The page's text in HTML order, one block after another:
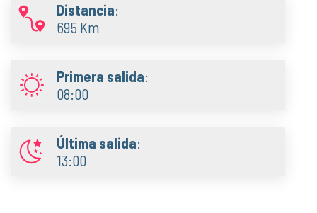
Distancia:
695 Km
Primera salida:
08:00
Última salida:
13:00